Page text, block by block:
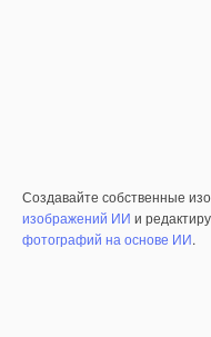
Создавайте собственные
изображений ИИ и
фотографий на основе ИИ.